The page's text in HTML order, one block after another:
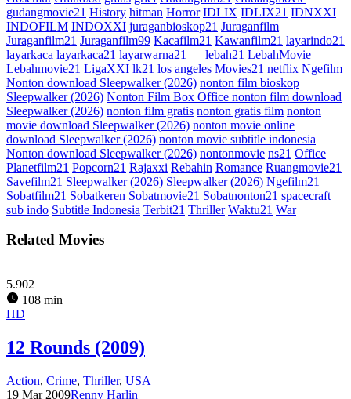
gudangmovie21 History hitman Horror IDLIX IDLIX21 IDNXXI
INDOFILM INDOXXI juraganbioskop21 Juraganfilm
Juraganfilm21 Juraganfilm99 Kacafilm21 Kawanfilm21 layarindo21
layarkaca layarkaca21 layarwarna21 — lebah21 LebahMovie
Lebahmovie21 LigaXXI lk21 los angeles Movies21 netflix Ngefilm
Nonton download Sleepwalker (2026) nonton film bioskop
Sleepwalker (2026) Nonton Film Box Office nonton film download
Sleepwalker (2026) nonton film gratis nonton gratis film nonton
movie download Sleepwalker (2026) nonton movie online
download Sleepwalker (2026) nonton movie subtitle indonesia
Nonton download Sleepwalker (2026) nontonmovie ns21 Office
Planetfilm21 Popcorn21 Rajaxxi Rebahin Romance Ruangmovie21
Savefilm21 Sleepwalker (2026) Sleepwalker (2026) Ngefilm21
Sobatfilm21 Sobatkeren Sobatmovie21 Sobatnonton21 spacecraft
sub indo Subtitle Indonesia Terbit21 Thriller Waktu21 War
Related Movies
5.902
108 min
HD
12 Rounds (2009)
Action, Crime, Thriller, USA
19 Mar 2009Renny Harlin